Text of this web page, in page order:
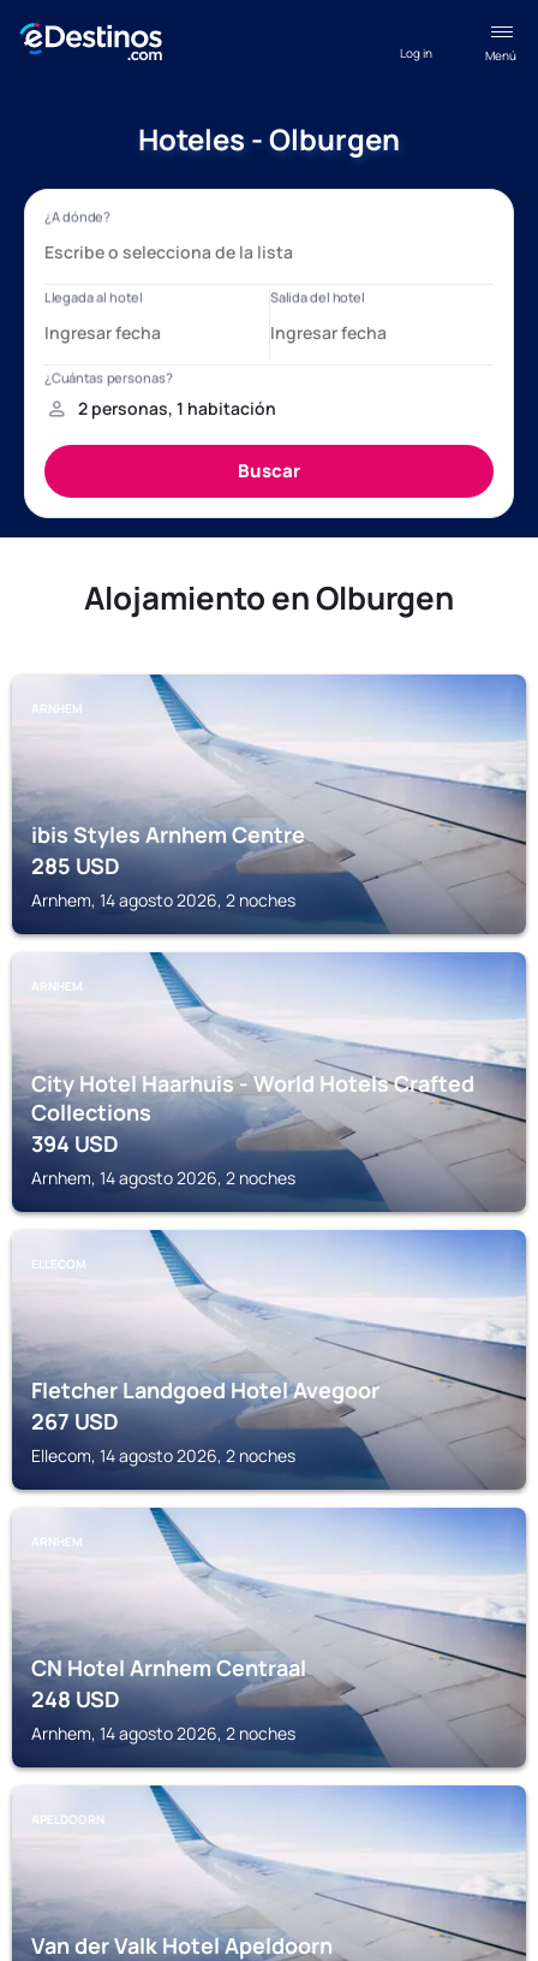
Menú
Log in
Hoteles - Olburgen
Alojamiento en Olburgen
ARNHEM
ibis Styles Arnhem Centre
285USD
Arnhem, 14 agosto 2026, 2 noches
ARNHEM
City Hotel Haarhuis - World Hotels Crafted
Collections
394USD
Arnhem, 14 agosto 2026, 2 noches
ELLECOM
Fletcher Landgoed Hotel Avegoor
267USD
Ellecom, 14 agosto 2026, 2 noches
ARNHEM
CN Hotel Arnhem Centraal
248USD
Arnhem, 14 agosto 2026, 2 noches
APELDOORN
Van der Valk Hotel Apeldoorn